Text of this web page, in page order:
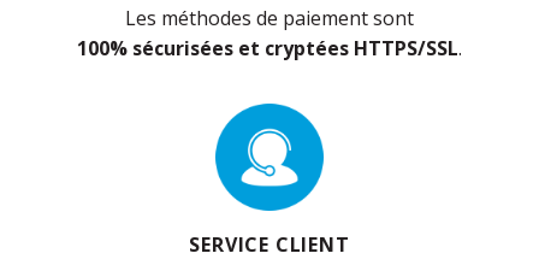
Les méthodes de paiement sont
100% sécurisées et cryptées HTTPS/SSL.
SERVICE CLIENT